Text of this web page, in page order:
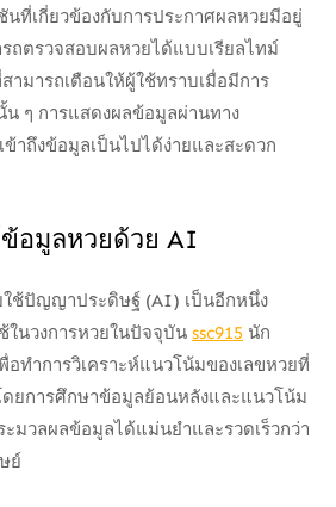
นที่เกี่ยวข้องกับการประกาศผลหวยมีอยู่
ถตรวจสอบผลหวยได้แบบเรียลไทม์
มารถเตือนให้ผู้ใช้ทราบเมื่อมีการ
น ๆ การแสดงผลข้อมูลผ่านทาง
าถึงข้อมูลเป็นไปได้ง่ายและสะดวก
ข้อมูลหวยด้วย AI
ใช้ปัญญาประดิษฐ์ (AI) เป็นอีกหนึ่ง
ในวงการหวยในปัจจุบัน ssc915 นัก
ทำการวิเคราะห์แนวโน้มของเลขหวยที่
ยการศึกษาข้อมูลย้อนหลังและแนวโน้ม
มวลผลข้อมูลได้แม่นยำและรวดเร็วกว่า
ย์